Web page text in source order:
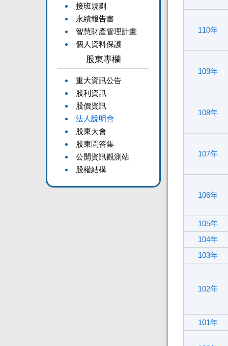
接班規劃
永續報告書
智慧財產管理計畫
個人資料保護
股東專欄
重大資訊公告
股利資訊
股價資訊
法人說明會
股東大會
股東問答集
公開資訊觀測站
股權結構
110年
109年
108年
107年
106年
105年
104年
103年
102年
101年